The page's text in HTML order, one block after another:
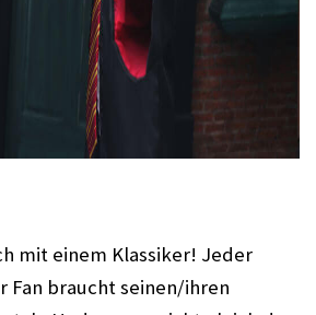
mit einem Klassiker! Jeder
Fan braucht seinen/ihren